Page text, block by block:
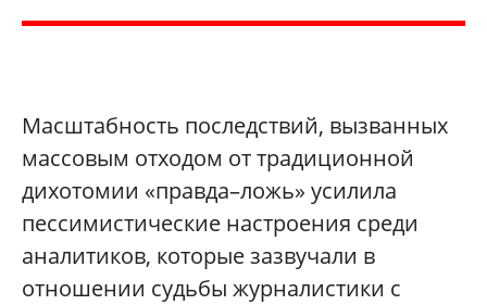
Масштабность последствий, вызванных
массовым отходом от традиционной
дихотомии «правда–ложь» усилила
пессимистические настроения среди
аналитиков, которые зазвучали в
отношении судьбы журналистики с